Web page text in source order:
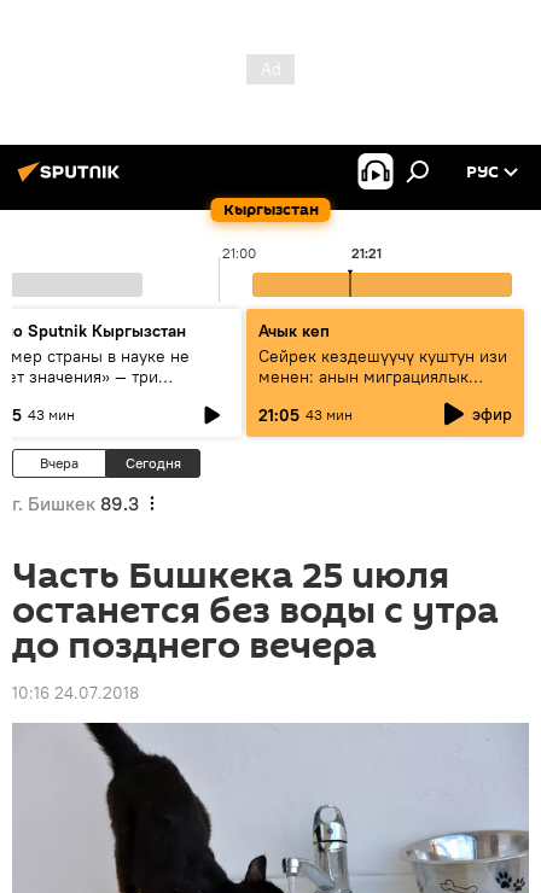
Кыргызстан
РУС
21:00 21:21
Sputnik Кыргызстан
страны в науке не
значения» — три
и Кыргызстана в
43 мин
Ачык кеп
Сейрек кездешүүчү куштун изи
менен: анын миграциялык
жолу эмнеден кабар берет?
21:05 43 мин эфир
Вчера Сегодня
г. Бишкек 89.3
Часть Бишкека 25 июля
останется без воды с утра
до позднего вечера
10:16 24.07.2018